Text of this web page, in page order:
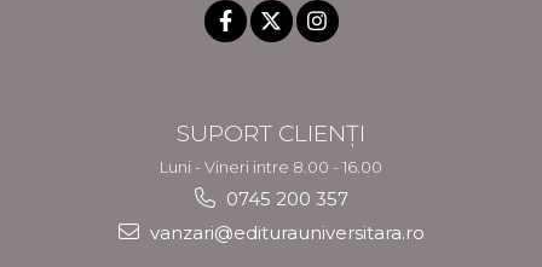
SUPORT CLIENȚI
Luni - Vineri intre 8.00 - 16.00
0745 200 357
vanzari@editurauniversitara.ro